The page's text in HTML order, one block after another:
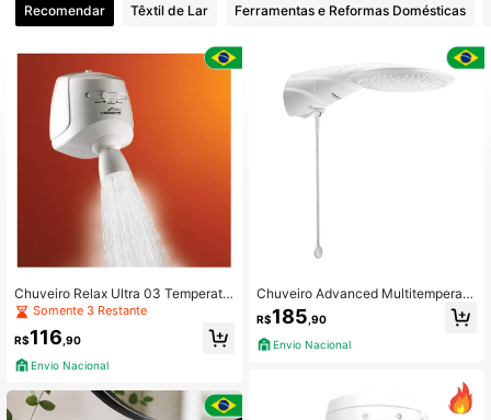
4,89
4,89
4,89
4,89 526 Seguidores
Recomendar Têxtil de Lar Ferramentas e Reformas Domésticas
Chuveiro Relax Ultra 03 Temperatu
ras 220v 4600w Lorenzetti - Branc
o
Somente 3 Restante
R$116 ,90
Envio Nacional
Chuveiro Advanced Multitemperatu
ras 4T 127v 5500w Lorenzetti
R$185 ,90
Envio Nacional